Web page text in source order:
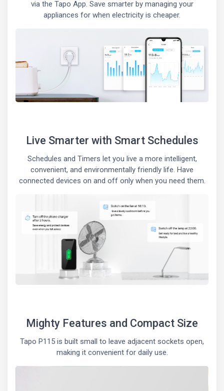
via the Tapo App. Save smarter by managing your
appliances for when electricity is cheaper.
Live Smarter with Smart Schedules
Schedules and Timers let you live a more intelligent,
convenient, and environmentally friendly life. Have
connected devices on and off only when you need them.
Mighty Features and Compact Size
Tapo P115 is built small to leave adjacent sockets open,
making it convenient for daily use.